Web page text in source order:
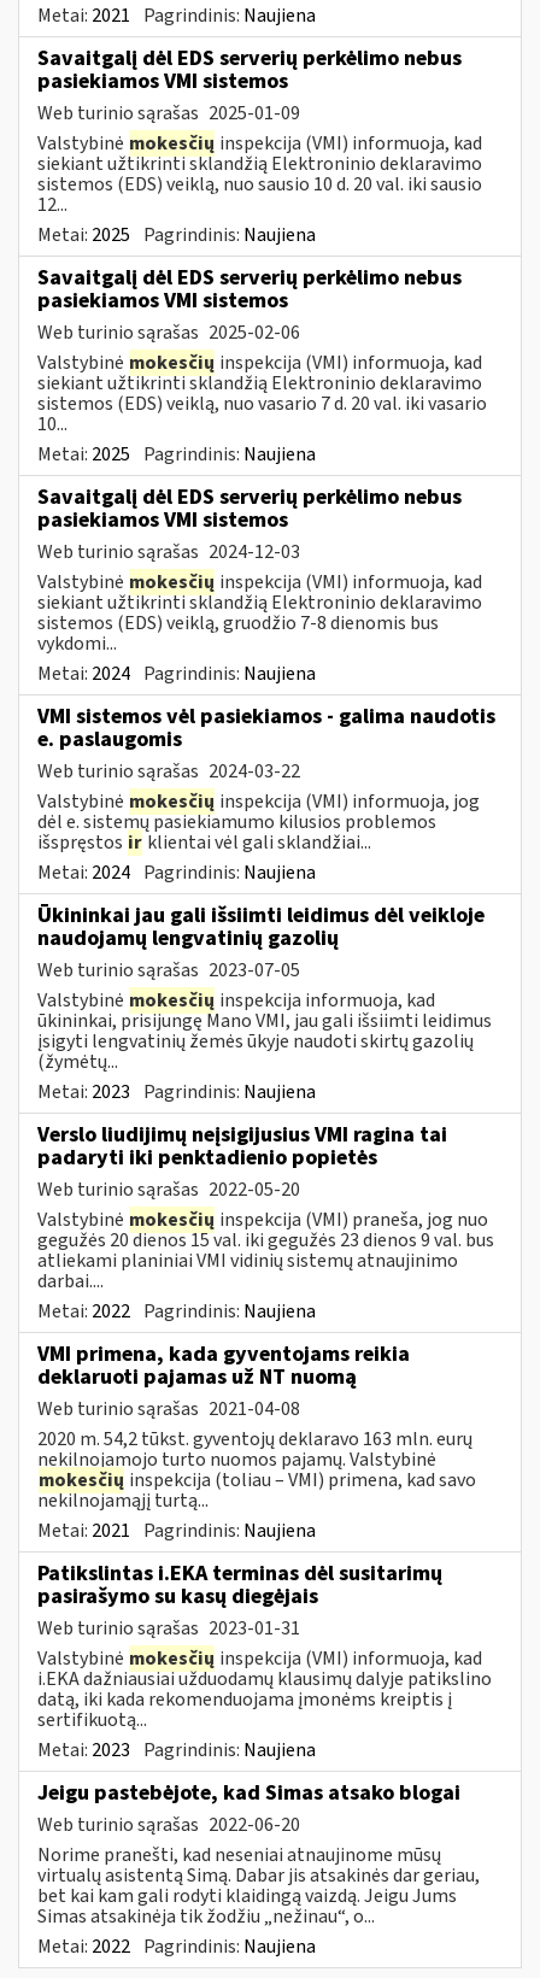
Metai: 2021 Pagrindinis: Naujiena
Savaitgalį dėl EDS serverių perkėlimo nebus
pasiekiamos VMI sistemos
Web turinio sąrašas 2025-01-09
Valstybinė mokesčių inspekcija (VMI) informuoja, kad
siekiant užtikrinti sklandžią Elektroninio deklaravimo
sistemos (EDS) veiklą, nuo sausio 10 d. 20 val. iki sausio
12...
Metai: 2025 Pagrindinis: Naujiena
Savaitgalį dėl EDS serverių perkėlimo nebus
pasiekiamos VMI sistemos
Web turinio sąrašas 2025-02-06
Valstybinė mokesčių inspekcija (VMI) informuoja, kad
siekiant užtikrinti sklandžią Elektroninio deklaravimo
sistemos (EDS) veiklą, nuo vasario 7 d. 20 val. iki vasario
10...
Metai: 2025 Pagrindinis: Naujiena
Savaitgalį dėl EDS serverių perkėlimo nebus
pasiekiamos VMI sistemos
Web turinio sąrašas 2024-12-03
Valstybinė mokesčių inspekcija (VMI) informuoja, kad
siekiant užtikrinti sklandžią Elektroninio deklaravimo
sistemos (EDS) veiklą, gruodžio 7-8 dienomis bus
vykdomi...
Metai: 2024 Pagrindinis: Naujiena
VMI sistemos vėl pasiekiamos - galima naudotis
e. paslaugomis
Web turinio sąrašas 2024-03-22
Valstybinė mokesčių inspekcija (VMI) informuoja, jog
dėl e. sistemų pasiekiamumo kilusios problemos
išspręstos ir klientai vėl gali sklandžiai...
Metai: 2024 Pagrindinis: Naujiena
Ūkininkai jau gali išsiimti leidimus dėl veikloje
naudojamų lengvatinių gazolių
Web turinio sąrašas 2023-07-05
Valstybinė mokesčių inspekcija informuoja, kad
ūkininkai, prisijungę Mano VMI, jau gali išsiimti leidimus
įsigyti lengvatinių žemės ūkyje naudoti skirtų gazolių
(žymėtų...
Metai: 2023 Pagrindinis: Naujiena
Verslo liudijimų neįsigijusius VMI ragina tai
padaryti iki penktadienio popietės
Web turinio sąrašas 2022-05-20
Valstybinė mokesčių inspekcija (VMI) praneša, jog nuo
gegužės 20 dienos 15 val. iki gegužės 23 dienos 9 val. bus
atliekami planiniai VMI vidinių sistemų atnaujinimo
darbai....
Metai: 2022 Pagrindinis: Naujiena
VMI primena, kada gyventojams reikia
deklaruoti pajamas už NT nuomą
Web turinio sąrašas 2021-04-08
2020 m. 54,2 tūkst. gyventojų deklaravo 163 mln. eurų
nekilnojamojo turto nuomos pajamų. Valstybinė
mokesčių inspekcija (toliau – VMI) primena, kad savo
nekilnojamąjį turtą...
Metai: 2021 Pagrindinis: Naujiena
Patikslintas i.EKA terminas dėl susitarimų
pasirašymo su kasų diegėjais
Web turinio sąrašas 2023-01-31
Valstybinė mokesčių inspekcija (VMI) informuoja, kad
i.EKA dažniausiai užduodamų klausimų dalyje patikslino
datą, iki kada rekomenduojama įmonėms kreiptis į
sertifikuotą...
Metai: 2023 Pagrindinis: Naujiena
Jeigu pastebėjote, kad Simas atsako blogai
Web turinio sąrašas 2022-06-20
Norime pranešti, kad neseniai atnaujinome mūsų
virtualų asistentą Simą. Dabar jis atsakinės dar geriau,
bet kai kam gali rodyti klaidingą vaizdą. Jeigu Jums
Simas atsakinėja tik žodžiu „nežinau“, o...
Metai: 2022 Pagrindinis: Naujiena